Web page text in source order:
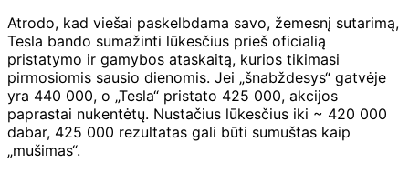
Atrodo, kad viešai paskelbdama savo, žemesnį sutarimą,
Tesla bando sumažinti lūkesčius prieš oficialią
pristatymo ir gamybos ataskaitą, kurios tikimasi
pirmosiomis sausio dienomis. Jei „šnabždesys“ gatvėje
yra 440 000, o „Tesla“ pristato 425 000, akcijos
paprastai nukentėtų. Nustačius lūkesčius iki ~ 420 000
dabar, 425 000 rezultatas gali būti sumuštas kaip
„mušimas“.